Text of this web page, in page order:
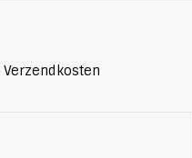
Verzendkosten